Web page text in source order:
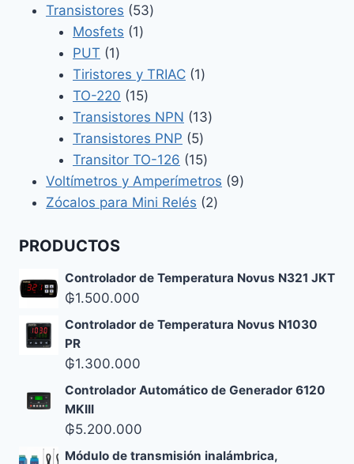
Transistores 5353
Mosfets 11
PUT 11
producto
Tiristores y TRIAC 11
TO-220 1515
productos
Transistores NPN 1313
Transistores PNP 55
productos
Transitor TO-126 1515
productos
Voltímetros y Amperímetros 99
Zócalos para Mini Relés 22
PRODUCTOS
Controlador de Temperatura Novus N321 JKT
₲1.500.000
Controlador de Temperatura Novus N1030
PR
₲1.300.000
Controlador Automático de Generador 6120
MKIII
₲5.200.000
Módulo de transmisión inalámbrica,